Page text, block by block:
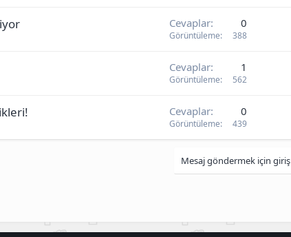
Cevaplar 0
Görüntüleme 388
Cevaplar 1
Görüntüleme 562
Cevaplar 0
Görüntüleme 439
Mesaj göndermek için